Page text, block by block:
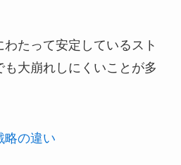
たって安定しているスト
大崩れしにくいことが多
略の違い